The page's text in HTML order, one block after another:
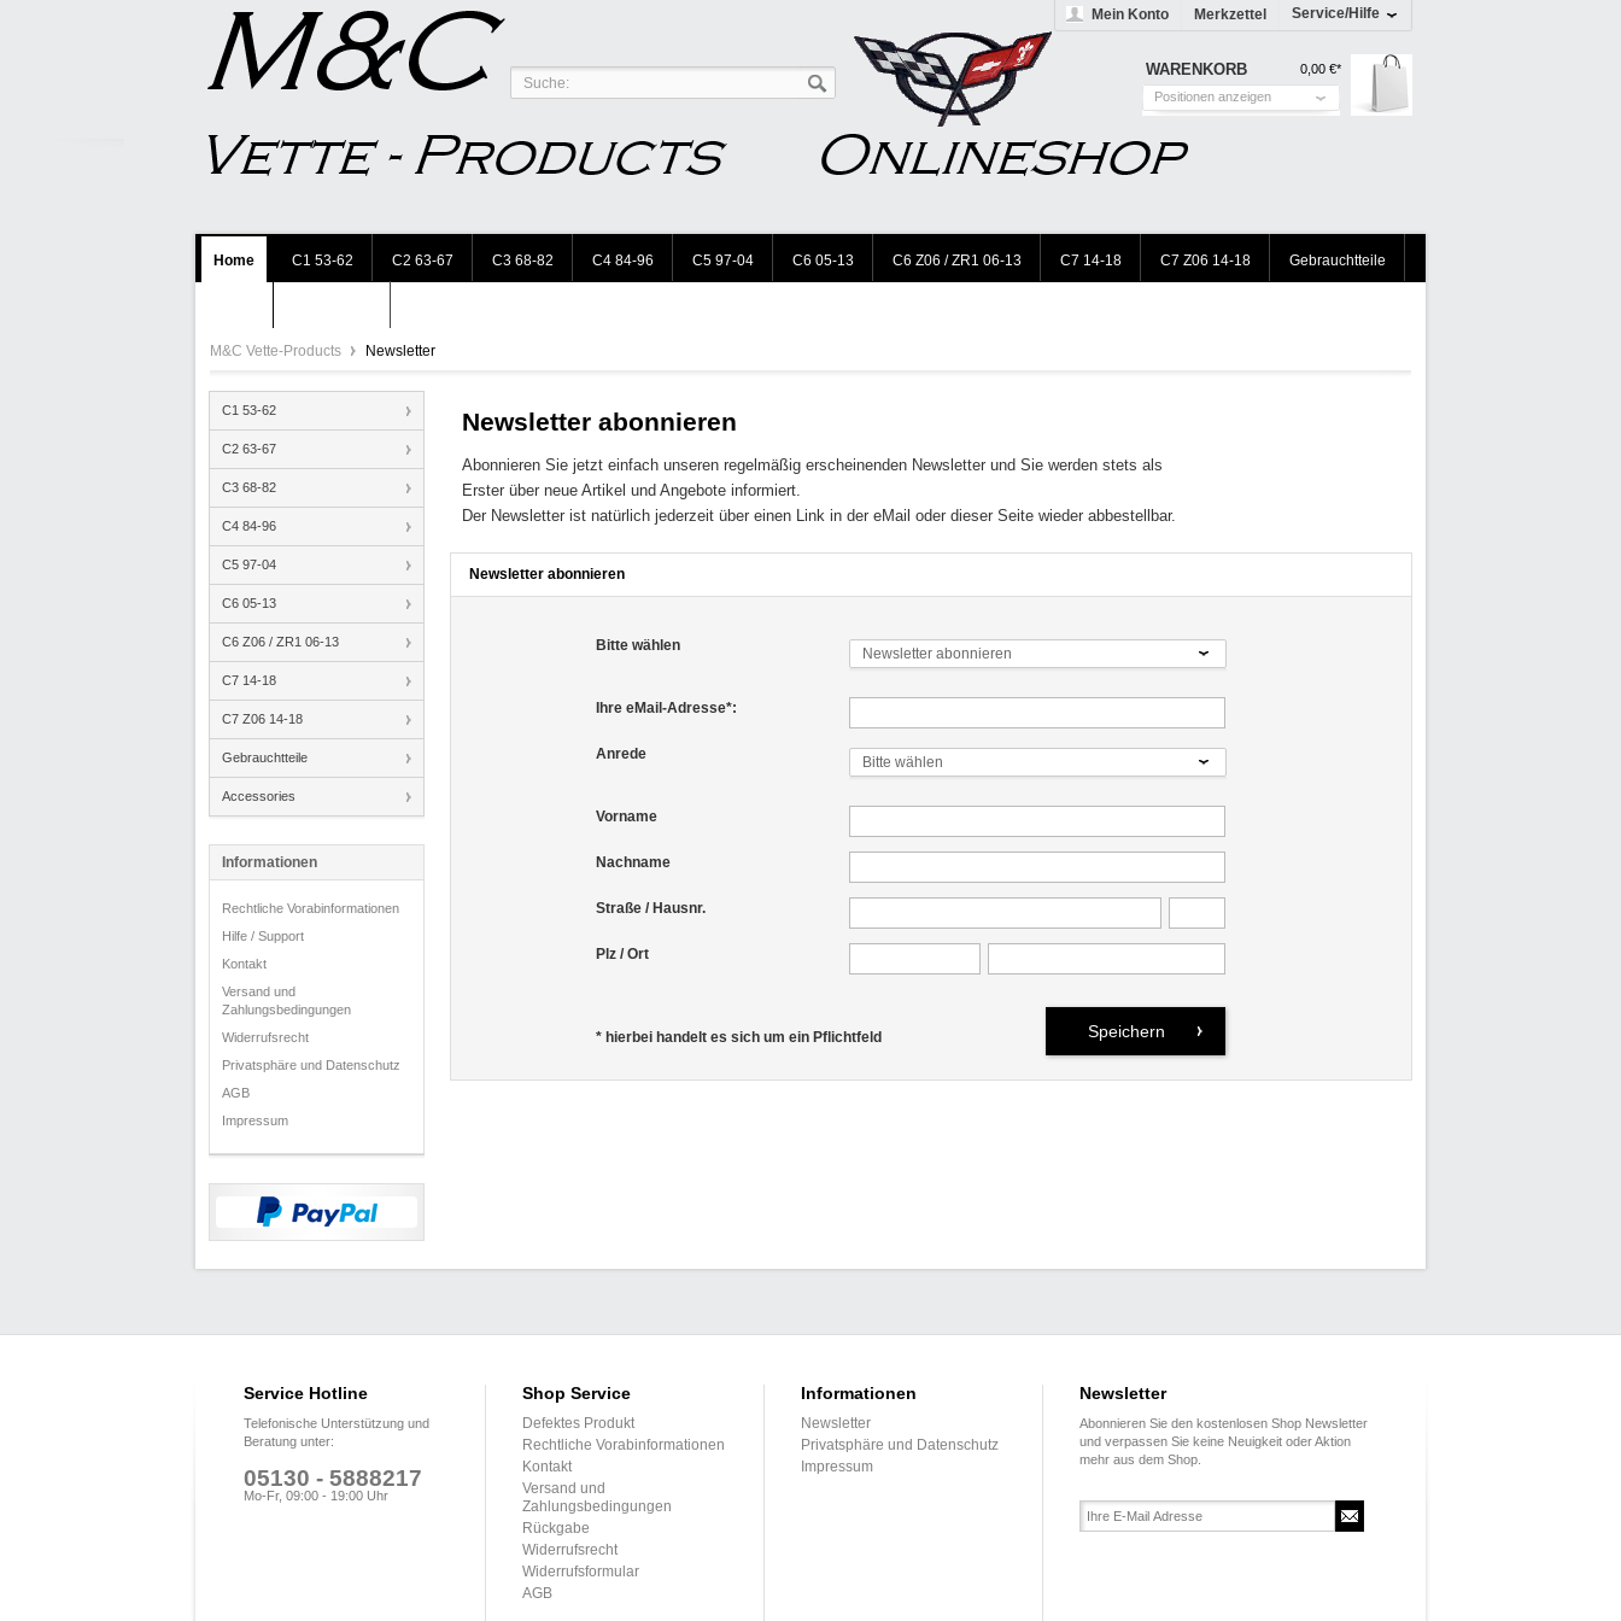
Mein Konto Merkzettel Service/Hilfe
WARENKORB
0,00 €*
Positionen anzeigen
Home C1 53-62 C2 63-67 C3 68-82 C4 84-96 C5 97-04 C6 05-13 C6 Z06 / ZR1 06-13 C7 14-18 C7 Z06 14-18 Gebrauchtteile
M&C Vette-Products Newsletter
C1 53-62
C2 63-67
C3 68-82
C4 84-96
C5 97-04
C6 05-13
C6 Z06 / ZR1 06-13
C7 14-18
C7 Z06 14-18
Gebrauchtteile
Accessories
Informationen
Rechtliche Vorabinformationen
Hilfe / Support
Kontakt
Versand und
Zahlungsbedingungen
Widerrufsrecht
Privatsphäre und Datenschutz
AGB
Impressum
Newsletter abonnieren
Abonnieren Sie jetzt einfach unseren regelmäßig erscheinenden Newsletter und Sie werden stets als
Erster über neue Artikel und Angebote informiert.
Der Newsletter ist natürlich jederzeit über einen Link in der eMail oder dieser Seite wieder abbestellbar.
Newsletter abonnieren
Bitte wählen Newsletter abonnieren
Ihre eMail-Adresse*:
Anrede Bitte wählen
Vorname
Nachname
Straße / Hausnr.
Plz / Ort
* hierbei handelt es sich um ein Pflichtfeld
Service Hotline
Telefonische Unterstützung und
Beratung unter:
05130 - 5888217
Mo-Fr, 09:00 - 19:00 Uhr
Shop Service
Defektes Produkt
Rechtliche Vorabinformationen
Kontakt
Versand und
Zahlungsbedingungen
Rückgabe
Widerrufsrecht
Widerrufsformular
AGB
Informationen
Newsletter
Privatsphäre und Datenschutz
Impressum
Newsletter
Abonnieren Sie den kostenlosen Shop Newsletter
und verpassen Sie keine Neuigkeit oder Aktion
mehr aus dem Shop.